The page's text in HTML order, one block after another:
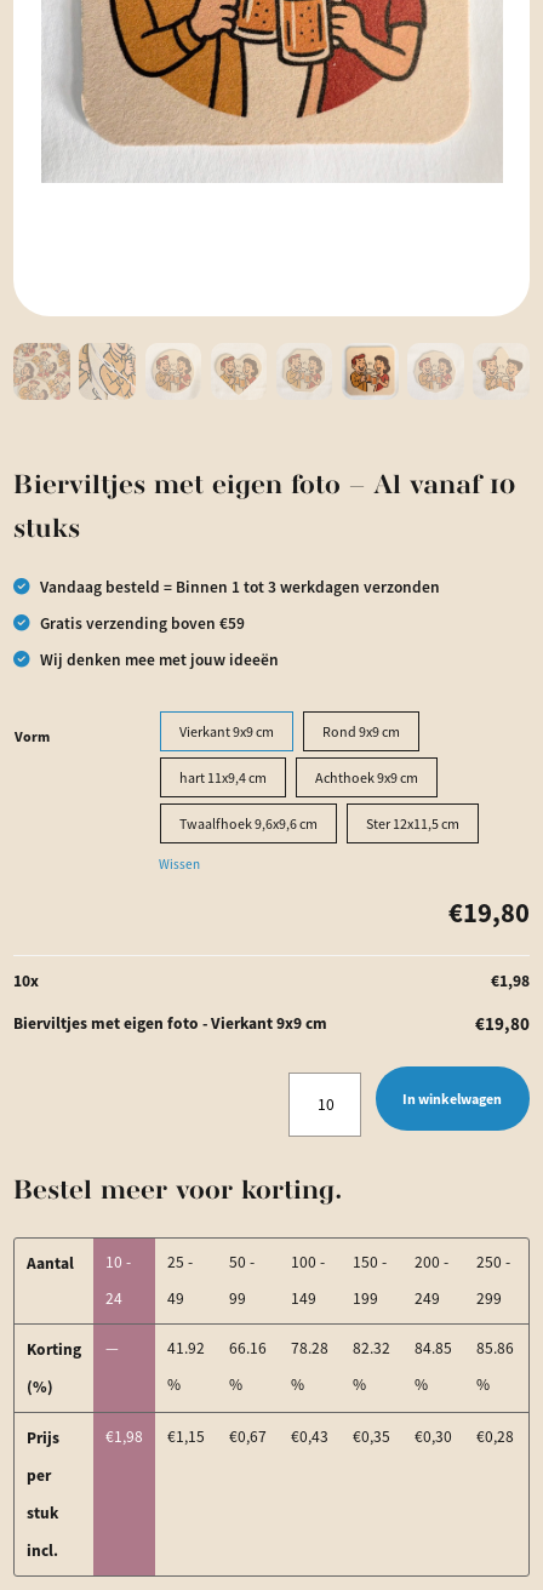
Bierviltjes met eigen foto – Al vanaf 10
stuks
Vorm Vierkant 9x9 cm Rond 9x9 cm
hart 11x9,4 cm Achthoek 9x9 cm
Twaalfhoek 9,6x9,6 cm Ster 12x11,5 cm
Wissen
€19,80
10x €1,98
Bierviltjes met eigen foto - Vierkant 9x9 cm
€19,80
foto
aantal
In winkelwagen
Bestel meer voor korting.
Aantal
Korting
(%)
Prijs
per
stuk
incl.
10 -
24
—
€1,98
25 -
49
41.92
%
€1,15
50 -
99
66.16
%
€0,67
100 -
149
78.28
%
€0,43
150 -
199
82.32
%
€0,35
200 -
249
84.85
%
€0,30
250 -
299
85.86
%
€0,28
Vandaag besteld = Binnen 1 tot 3 werkdagen verzonden
Gratis verzending boven €59
Wij denken mee met jouw ideeën